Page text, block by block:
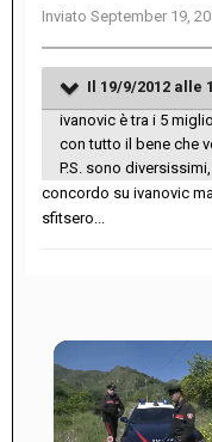
Inviato September 19,
Il 19/9/2012 alle
ivanovic è tra i 5
con tutto il bene che
P.S. sono
concordo su ivanovic
sfitsero...